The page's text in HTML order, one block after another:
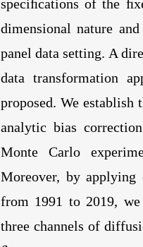
speciﬁcations of the
dimensional nature
panel data setting. A
data transformation
proposed. We
analytic bias
Monte Carlo
Moreover, by applying
from 1991 to 2019, we
three channels of